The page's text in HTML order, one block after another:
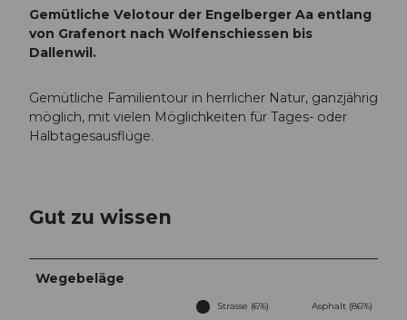
Gemütliche Velotour der Engelberger Aa entlang
von Grafenort nach Wolfenschiessen bis
Dallenwil.
Gemütliche Familientour in herrlicher Natur, ganzjährig
möglich, mit vielen Möglichkeiten für Tages- oder
Halbtagesausflüge.
Gut zu wissen
Wegebeläge
Strasse (6%)
Asphalt (86%)